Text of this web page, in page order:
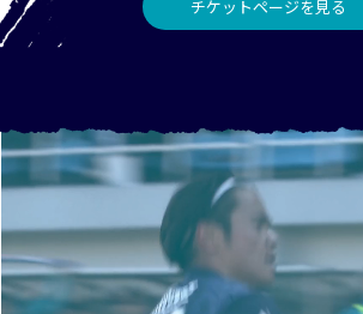
チケットページを見る